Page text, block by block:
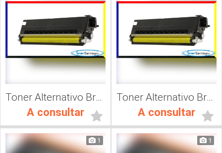
Toner Alternativo Brother TN 315M, Impresora Láser
A consultar
Toner Alternativo Brother TN 315C, Impresora Láser
A consultar
1 1